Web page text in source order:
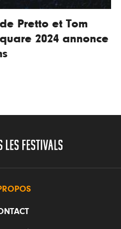
Pretto et Tom
2024 annonce